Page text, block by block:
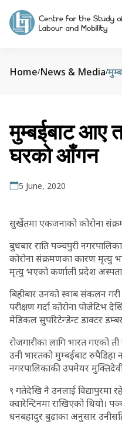
Home/News & Media/
मुम्बईबाट आए
घरको आँगन
5 June, 2020
सुर्खेतमा एकजनाको कोरोना
बुधबार राति पञ्चपुरी
कोरोना संक्रमणका कारण मृत्यु
मृत्यु भएको कर्णाली प्रदेश
बिहीबार उनको स्वाब संकलन
परीक्षण गर्दा कोरोना पोजेटिभ
मेडिकल सुपरिटेन्डेन्ट डाक्टर
रोजगारीका लागि भारत गएको
उनी भारतको मुम्बईबाट
नगरपालिकाकी उपमेयर
९ गतेदेखि नै उनलाई विद्यापुरमा
क्वारेन्टिनमा राखिएको थियो।
धनबहादुर बुढाका अनुसार